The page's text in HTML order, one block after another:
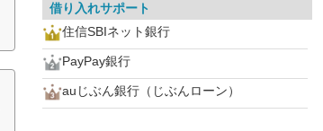
借り入れサポート
住信SBIネット銀行
PayPay銀行
auじぶん銀行（じぶんローン）